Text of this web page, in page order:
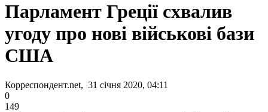
Парламент Греції схвалив
угоду про нові військові бази
США
Корреспондент.net, 31 січня 2020, 04:11
0
149